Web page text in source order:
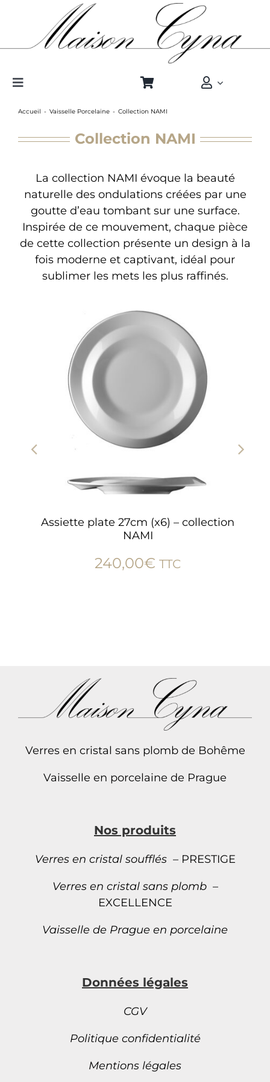
contenu
Toggle
Cristal sans plomb
Qui sommes-nous
Boutique Pros
Accueil Vaisselle Porcelaine Collection NAMI
Collection NAMI
La collection NAMI évoque la beauté
naturelle des ondulations créées par une
goutte d’eau tombant sur une surface.
Inspirée de ce mouvement, chaque pièce
de cette collection présente un design à la
fois moderne et captivant, idéal pour
sublimer les mets les plus raffinés.
Assiette plate 27cm (x6) – collection
NAMI
240,00€ TTC
Verres en cristal sans plomb de Bohême
Vaisselle en porcelaine de Prague
Nos produits
Verres en cristal soufflés– PRESTIGE
Verres en cristal sans plomb–
EXCELLENCE
Vaisselle de Prague en porcelaine
Données légales
CGV
Politique confidentialité
Mentions légales